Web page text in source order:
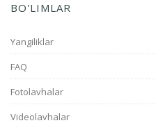
BO'LIMLAR
Yangiliklar
FAQ
Fotolavhalar
Videolavhalar